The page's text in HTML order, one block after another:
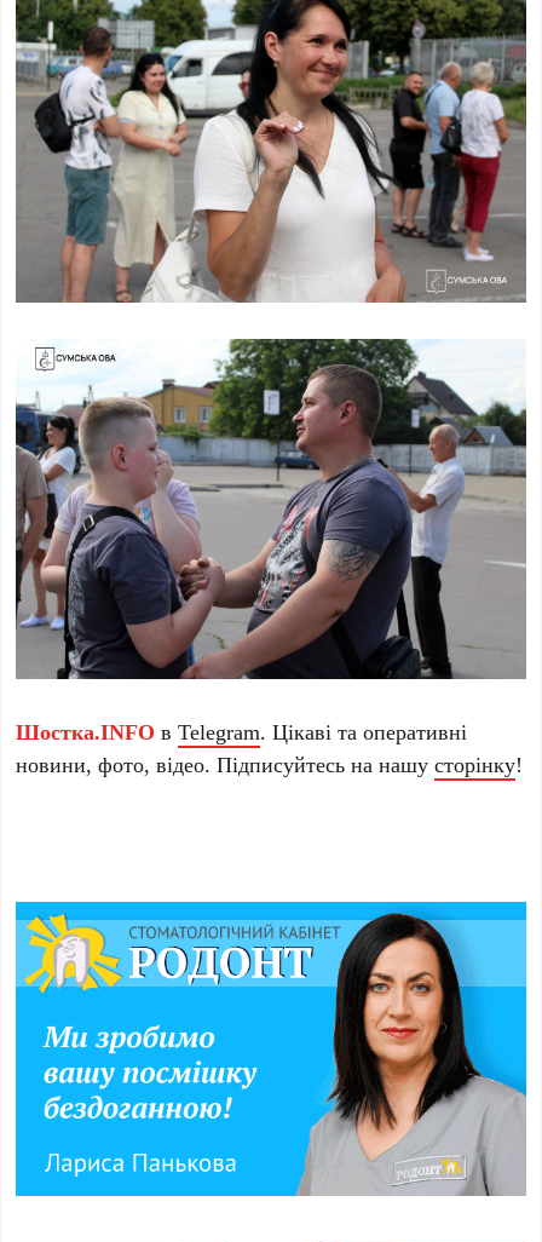
Шостка.INFO вTelegram. Цікаві та оперативні
новини, фото, відео. Підписуйтесь на нашусторінку!